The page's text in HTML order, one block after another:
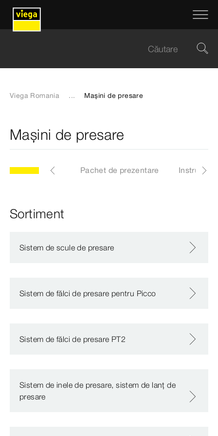
Viega Romania ... Mașini de presare
Mașini de presare
Descărcări Pachet de prezentare
Sortiment
Sistem de scule de presare
Sistem de fălci de presare pentru Picco
Sistem de fălci de presare PT2
Sistem de inele de presare, sistem de lanț de
presare